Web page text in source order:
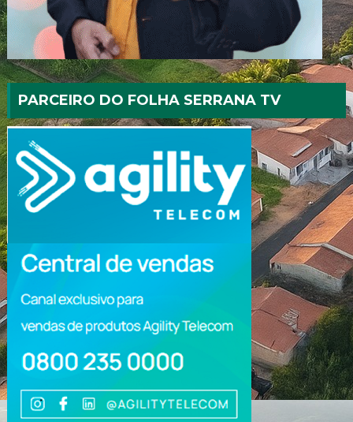
PARCEIRO DO FOLHA SERRANA TV